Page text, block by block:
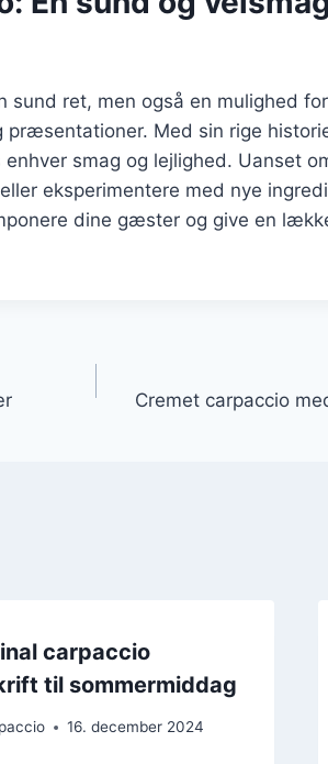
sund ret, men også en mulighed
Med sin rige
smag og lejlighed. Uanset
eksperimentere med nye
dine gæster og give en
Cremet carpaccio
carpaccio
til sommermiddag
16. december 2024